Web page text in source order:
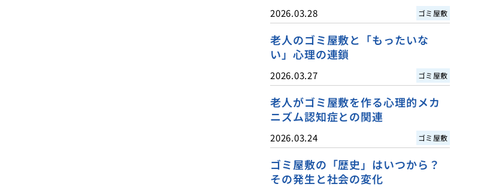
2026.03.28 ゴミ屋敷
老人のゴミ屋敷と「もったいな
い」心理の連鎖
2026.03.27 ゴミ屋敷
老人がゴミ屋敷を作る心理的メカ
ニズム認知症との関連
2026.03.24 ゴミ屋敷
ゴミ屋敷の「歴史」はいつから？
その発生と社会の変化